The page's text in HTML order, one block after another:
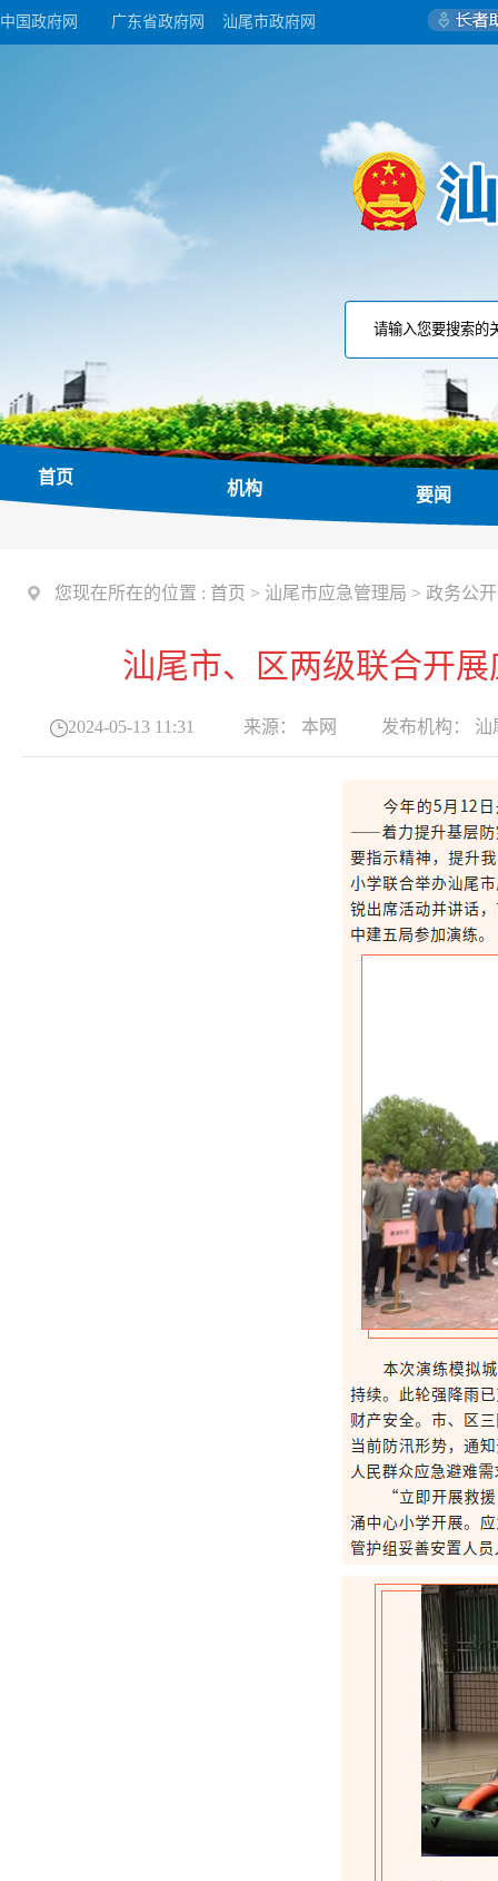
中国政府网 广东省政府网 汕尾市政府网
首页
机构 要闻
您现在所在的位置 : 首页 > 汕尾市应急管理局 > 政务公开
汕尾市、区两级联合开
2024-05-13 11:31 来源： 本网 发布机构： 汕